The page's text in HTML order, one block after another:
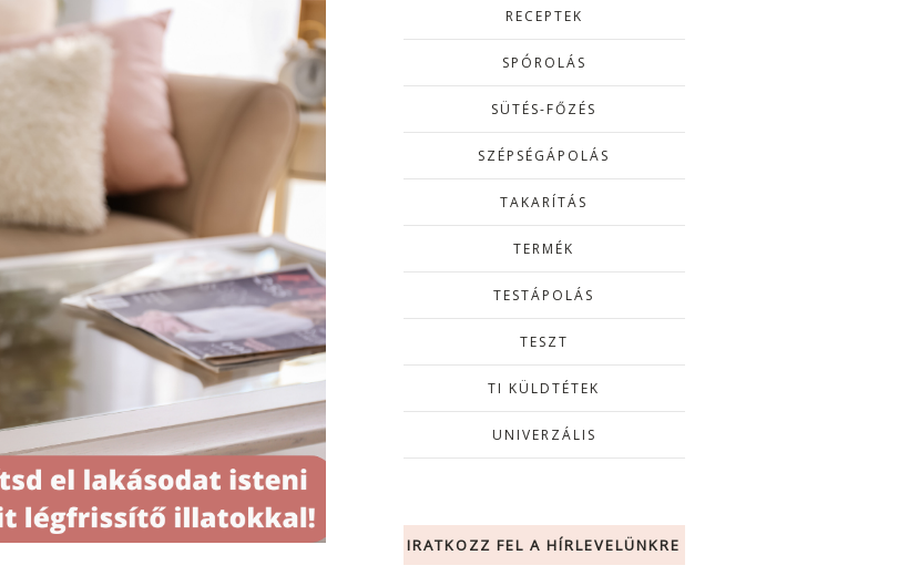
RECEPTEK
SPÓROLÁS
SÜTÉS-FŐZÉS
SZÉPSÉGÁPOLÁS
TAKARÍTÁS
TERMÉK
TESTÁPOLÁS
TESZT
TI KÜLDTÉTEK
UNIVERZÁLIS
IRATKOZZ FEL A HÍRLEVELÜNKRE